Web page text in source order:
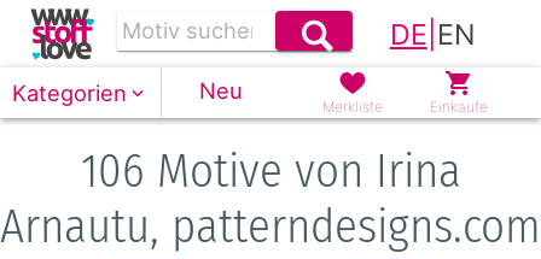
DE EN
Kategorien Neu
Merkliste Einkäufe
106 Motive von Irina
Arnautu, patterndesigns.com